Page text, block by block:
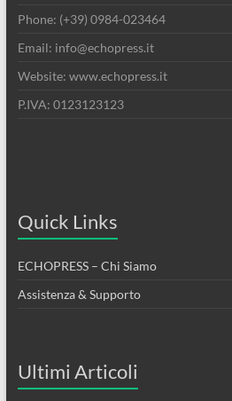
Phone: (+39) 0984-023464
Email: info@echopress.it
Website: www.echopress.it
P.IVA: 0123123123
Quick Links
ECHOPRESS – Chi Siamo
Assistenza & Supporto
Ultimi Articoli